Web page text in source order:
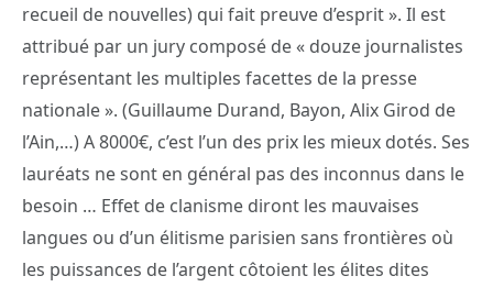
recueil de nouvelles) qui fait preuve d’esprit ». Il est
attribué par un jury composé de « douze journalistes
représentant les multiples facettes de la presse
nationale ». (Guillaume Durand, Bayon, Alix Girod de
l’Ain,…) A 8000€, c’est l’un des prix les mieux dotés. Ses
lauréats ne sont en général pas des inconnus dans le
besoin … Effet de clanisme diront les mauvaises
langues ou d’un élitisme parisien sans frontières où
les puissances de l’argent côtoient les élites dites